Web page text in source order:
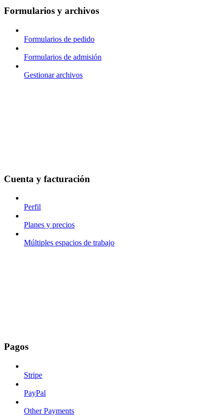
Formularios y archivos
Formularios de pedido
Formularios de admisión
Gestionar archivos
Cuenta y facturación
Perfil
Planes y precios
Múltiples espacios de trabajo
Pagos
Stripe
PayPal
Other Payments